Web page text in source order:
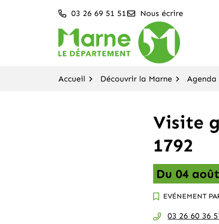
03 26 69 51 51 Nous écrire
Département de la
Accueil Découvrir la Marne Agenda
Visite
1792
Du 04 août
EVÉNEMENT
03 26 60 36